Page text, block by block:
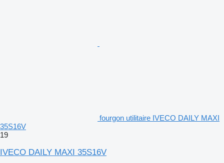
fourgon utilitaire IVECO DAILY MAXI
35S16V
19
IVECO DAILY MAXI 35S16V